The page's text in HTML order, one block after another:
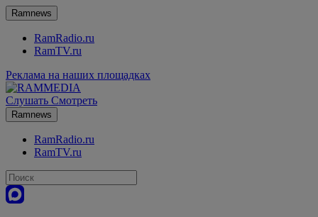
Ramnews
RamRadio.ru
RamTV.ru
Реклама на наших площадках
Слушать Смотреть
Ramnews
RamRadio.ru
RamTV.ru